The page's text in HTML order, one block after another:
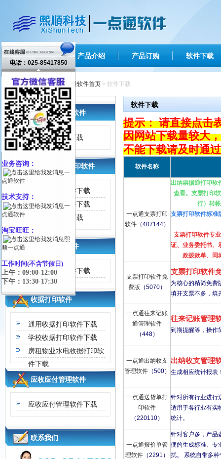
网站首页 产品介绍 产品订购 软件下载
您现在的位置 ：一点通软件首页 > 软件下载
出纳票据打印软件
支票打印软件下载
快递单/信封打印软件
报价单管理软件下载
快递单打印软件下载
信封打印软件下载
送货单打印软件
送货单打印软件下载
收据打印软件
通用收据打印软件下载
学校收据打印软件下载
房租物业水电收据打印软
件下载
应收应付管理软件
应收应付管理软件下载
联系我们
软件下载
提示： 请直接点击
因网站下载量较大
不能下载请及时通
软件名称
一点通支票打印
软件 （407144）
出纳票据通打印软
查看。支票打印
行） 转
支票打印软件标准
支票打印软件专
证、业务委托书、
政拨款单、同
支票打印软件免
费版 （5070）
支票打印软件
为核心的精简免费
填开支票不多，填
一点通往来记账
通管理软件
（448）
往来记账管理
到期提醒等，操作
一点通出纳收支
管理软件（500）
出纳收支管理
生成相应统计报表
一点通送货单打
印软件
（220110）
针对所有行业进行
适用于各行业有实
统计。
一点通报价单管
理软件 （2291）
针对客户多，产品
便的生成标准、专
扰。 系统自带多
电话：025-85417850
业务咨询：
一
点通软件
技术支持：
一
点通软件
淘宝旺旺：
熙
顺一点通
工作时间(不含节假日)
上午：09:00-12:00
下午：13:30-17:30